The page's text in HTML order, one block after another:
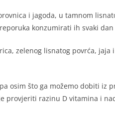
i jagoda, u tamnom
konzumirati ih svaki
zelenog lisnatog povrća,
osim što ga možemo dobiti
provjeriti razinu D vitamina i